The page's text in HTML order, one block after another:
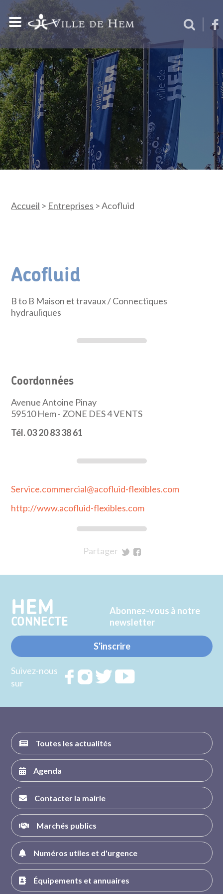
Accueil > Entreprises >Acofluid
Acofluid
B to B Maison et travaux/ Connectiques
hydrauliques
Coordonnées
Avenue Antoine Pinay
59510 Hem - ZONE DES 4 VENTS
Tél. 03 20 83 38 61
Service.commercial@acofluid-flexibles.com
http://www.acofluid-flexibles.com
Partager
Twitter
Facebook
HEM
CONNECTE
Abonnez-vous à notre
newsletter
S'inscrire
Suivez-nous
sur
RejoignezRejoignezRejoignez
Toutes les actualités
Agenda
Contacter la mairie
Marchés publics
Numéros utiles et d'urgence
Équipements et annuaires